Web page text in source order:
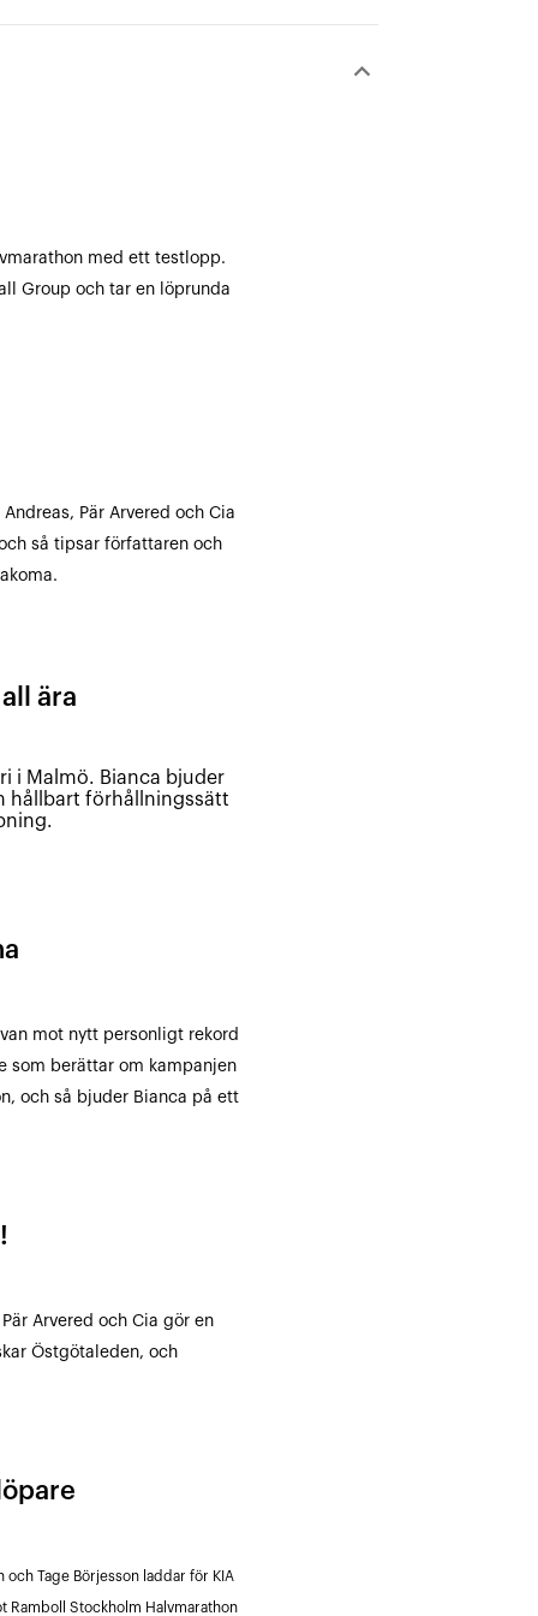
keyboard_arrow_down
med ett testlopp.
Group och tar en löprunda
Pär Arvered och Cia
så tipsar författaren och
ära
i Malmö. Bianca bjuder
hållbart förhållningssätt
mot nytt personligt rekord
som berättar om kampanjen
och så bjuder Bianca på ett
Arvered och Cia gör en
Östgötaleden, och
Tage Börjesson laddar för KIA
Ramboll Stockholm Halvmarathon